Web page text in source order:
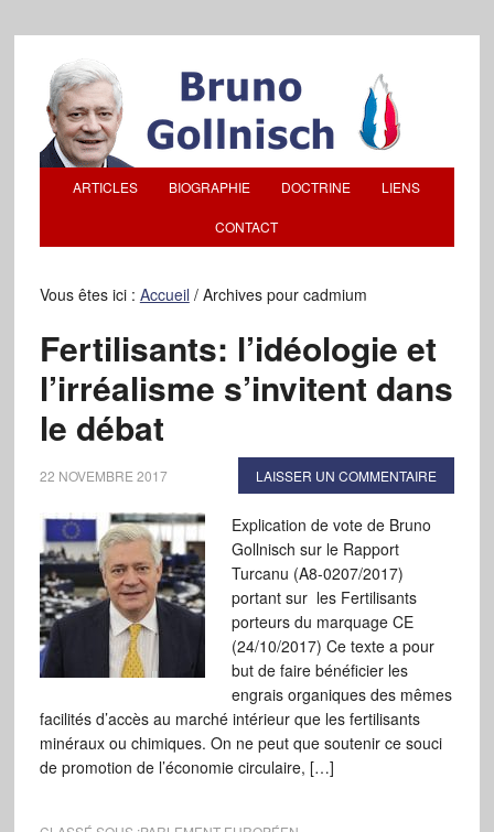
ARTICLES BIOGRAPHIE DOCTRINE LIENS
CONTACT
Vous êtes ici : Accueil /Archives pour cadmium
Fertilisants: l’idéologie et
l’irréalisme s’invitent dans
le débat
22 NOVEMBRE 2017 LAISSER UN COMMENTAIRE
Explication de vote de Bruno
Gollnisch sur le Rapport
Turcanu (A8-0207/2017)
portant sur les Fertilisants
porteurs du marquage CE
(24/10/2017) Ce texte a pour
but de faire bénéficier les
engrais organiques des mêmes
facilités d’accès au marché intérieur que les fertilisants
minéraux ou chimiques. On ne peut que soutenir ce souci
de promotion de l’économie circulaire, […]